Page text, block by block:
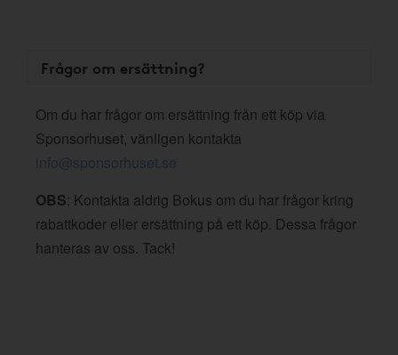
Frågor om ersättning?
Om du har frågor om ersättning från ett köp via
Sponsorhuset, vänligen kontakta
info@sponsorhuset.se
OBS: Kontakta aldrig Bokus om du har frågor kring
rabattkoder eller ersättning på ett köp. Dessa frågor
hanteras av oss. Tack!